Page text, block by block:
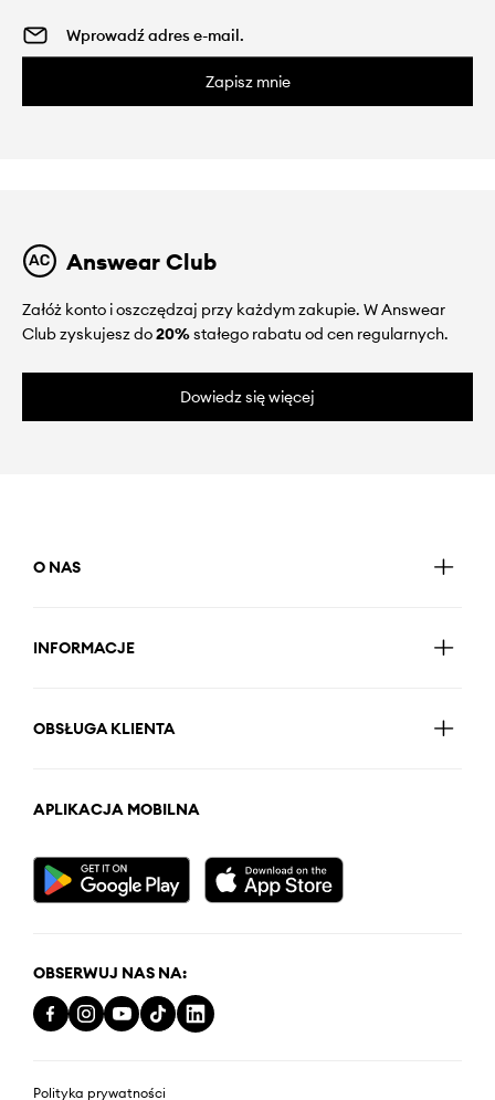
Zapisz mnie
Answear Club
Załóż konto i oszczędzaj przy każdym zakupie. W Answear
Club zyskujesz do20%stałego rabatu od cen regularnych.
Dowiedz się więcej
O NAS
INFORMACJE
OBSŁUGA KLIENTA
APLIKACJA MOBILNA
OBSERWUJ NAS NA:
Polityka prywatności